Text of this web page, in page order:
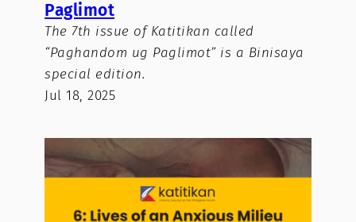
Paglimot
The 7th issue of Katitikan called
“Paghandom ug Paglimot” is a Binisaya
special edition.
Jul 18, 2025